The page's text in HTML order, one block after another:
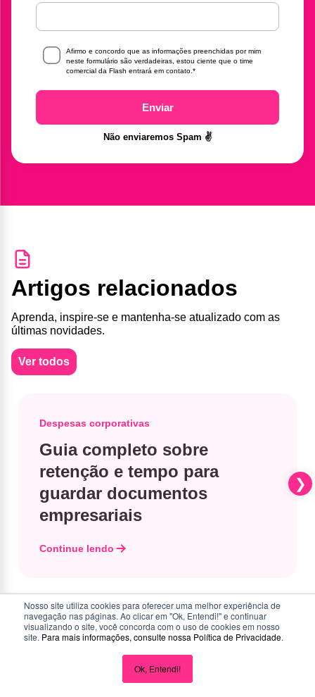
Nosso site utiliza cookies para oferecer uma melhor experiência de
navegação nas páginas. Ao clicar em "Ok, Entendi!" e continuar
visualizando o site, você concorda com o uso de cookies em nosso
site. Para mais informações, consulte nossa Política de Privacidade.
Ok, Entendi!
Afirmo e concordo que as informações preenchidas por mim
neste formulário são verdadeiras, estou ciente que o time
comercial da Flash entrará em contato. *
Enviar
Não enviaremos Spam ✌️
Artigos relacionados
Aprenda, inspire-se e mantenha-se atualizado com as
últimas novidades.
Ver todos
Despesas corporativas
Guia completo sobre
retenção e tempo para
guardar documentos
empresariais
Continue lendo